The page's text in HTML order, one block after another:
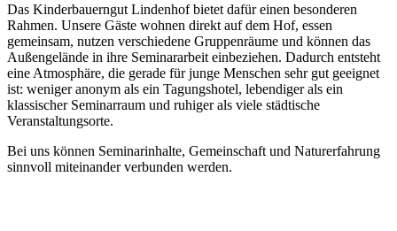
Das Kinderbauerngut Lindenhof bietet dafür einen besonderen
Rahmen. Unsere Gäste wohnen direkt auf dem Hof, essen
gemeinsam, nutzen verschiedene Gruppenräume und können das
Außengelände in ihre Seminararbeit einbeziehen. Dadurch entsteht
eine Atmosphäre, die gerade für junge Menschen sehr gut geeignet
ist: weniger anonym als ein Tagungshotel, lebendiger als ein
klassischer Seminarraum und ruhiger als viele städtische
Veranstaltungsorte.
Bei uns können Seminarinhalte, Gemeinschaft und Naturerfahrung
sinnvoll miteinander verbunden werden.